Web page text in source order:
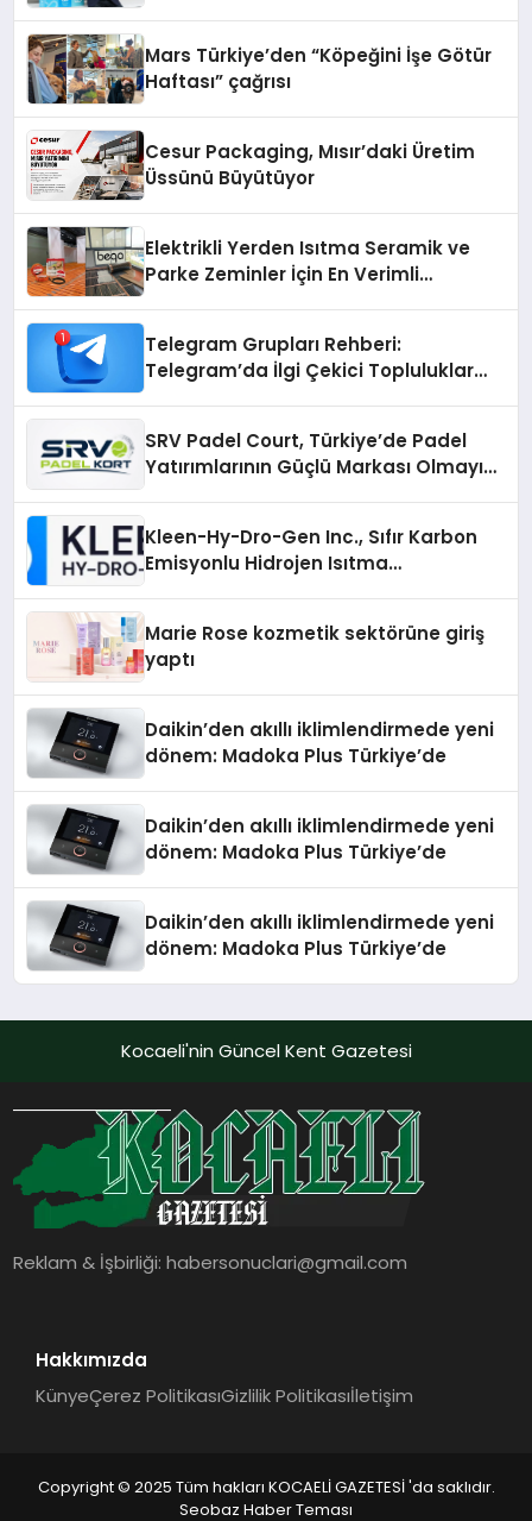
Mars Türkiye’den “Köpeğini İşe Götür
Haftası” çağrısı
Cesur Packaging, Mısır’daki Üretim
Üssünü Büyütüyor
Elektrikli Yerden Isıtma Seramik ve
Parke Zeminler İçin En Verimli
Telegram Grupları Rehberi:
Telegram’da İlgi Çekici Topluluklar
SRV Padel Court, Türkiye’de Padel
Yatırımlarının Güçlü Markası Olmayı
Kleen-Hy-Dro-Gen Inc., Sıfır Karbon
Emisyonlu Hidrojen Isıtma
Marie Rose kozmetik sektörüne giriş
yaptı
Daikin’den akıllı iklimlendirmede yeni
dönem: Madoka Plus Türkiye’de
Daikin’den akıllı iklimlendirmede yeni
dönem: Madoka Plus Türkiye’de
Daikin’den akıllı iklimlendirmede yeni
dönem: Madoka Plus Türkiye’de
Kocaeli'nin Güncel Kent Gazetesi
Reklam & İşbirliği:habersonuclari@gmail.com
Hakkımızda
KünyeÇerez PolitikasıGizlilik Politikasıİletişim
Copyright © 2025 Tüm hakları KOCAELİ GAZETESİ 'da saklıdır.
Seobaz Haber Teması